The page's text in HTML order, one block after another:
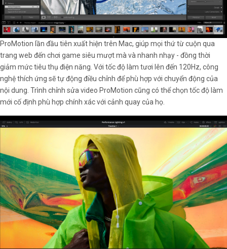
ProMotion lần đầu tiên xuất hiện trên Mac, giúp mọi thứ từ cuộn qua
trang web đến chơi game siêu mượt mà và nhanh nhạy - đồng thời
giảm mức tiêu thụ điện năng. Với tốc độ làm tươi lên đến 120Hz, công
nghệ thích ứng sẽ tự động điều chỉnh để phù hợp với chuyển động của
nội dung. Trình chỉnh sửa video ProMotion cũng có thể chọn tốc độ làm
mới cố định phù hợp chính xác với cảnh quay của họ.